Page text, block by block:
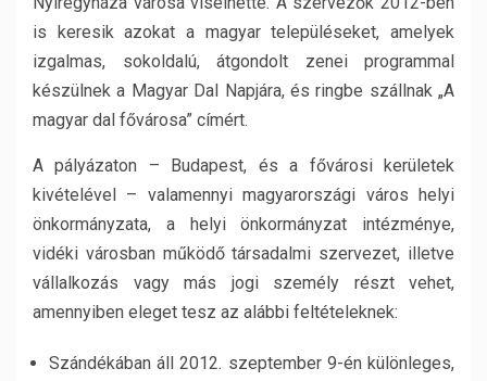
is keresik azokat a magyar településeket, amelyek
izgalmas, sokoldalú, átgondolt zenei programmal
készülnek a Magyar Dal Napjára, és ringbe szállnak „A
magyar dal fővárosa” címért.
A pályázaton – Budapest, és a fővárosi kerületek
kivételével – valamennyi magyarországi város helyi
önkormányzata, a helyi önkormányzat intézménye,
vidéki városban működő társadalmi szervezet, illetve
vállalkozás vagy más jogi személy részt vehet,
amennyiben eleget tesz az alábbi feltételeknek:
Szándékában áll 2012. szeptember 9-én különleges,